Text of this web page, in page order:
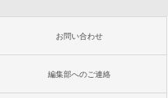
お問い合わせ
編集部へのご連絡